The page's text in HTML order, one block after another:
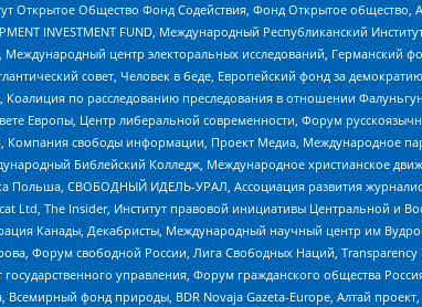
Открытое Общество Фонд Содействия, Фонд Открытое
INVESTMENT FUND, Международный Республиканский
центр электоральных исследований,
совет, Человек в беде, Европейский фонд за
по расследованию преследования в отношении
Европы, Центр либеральной современности, Форум
свободы информации, Проект Медиа, Международное
Библейский Колледж, Международное христианское
Польша, СВОБОДНЫЙ ИДЕЛЬ-УРАЛ, Ассоциация развития
Ltd, The Insider, Институт правовой инициативы Центральной и
Канады, Декабристы, Международный научный центр им
Форум свободной России, Лига Свободных Наций,
управления, Форум гражданского общества
Всемирный фонд природы, BDR Novaja Gazeta-Europe, Алтай